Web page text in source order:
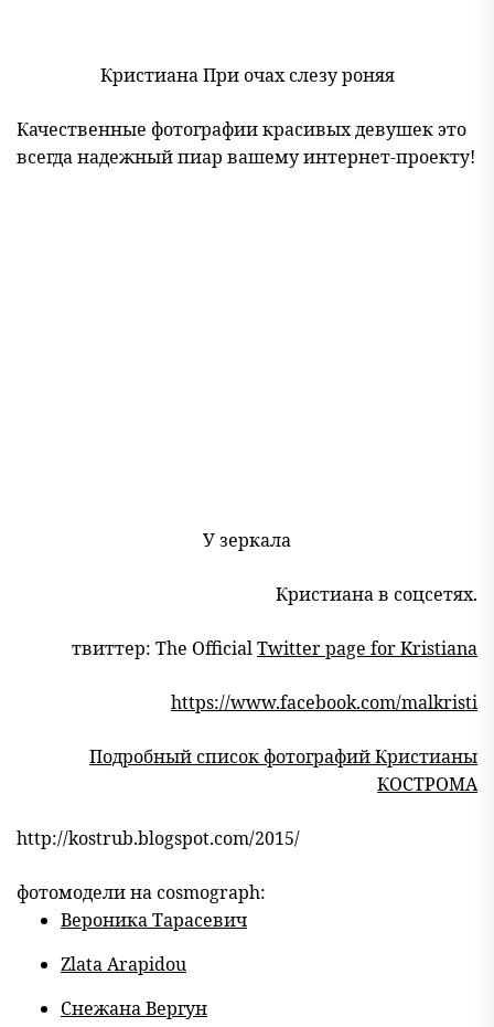
Кристиана При очах слезу роняя
Качественные фотографии красивых девушек это
всегда надежный пиар вашему интернет-проекту!
У зеркала
Кристиана в соцсетях.
твиттер: The OfficialTwitter page for Kristiana
https://www.facebook.com/malkristi
Подробный список фотографий Кристианы
КОСТРОМА
http://kostrub.blogspot.com/2015/
фотомодели на cosmograph:
Вероника Тарасевич
Zlata Arapidou
Снежана Вергун